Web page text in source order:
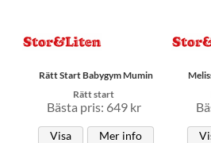
Rätt Start Babygym Mumin
Rätt start
Bästa pris: 649 kr
Visa Mer info